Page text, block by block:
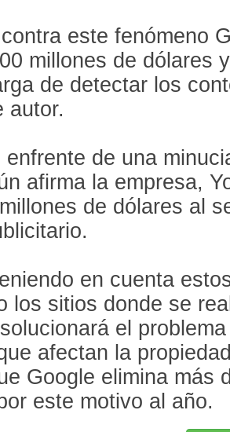
este fenómeno
millones de dólares
de detectar los
autor.
enfrente de una
afirma la empresa,
de dólares al
en cuenta
los sitios donde se
solucionará el
afectan la
Google elimina más
este motivo al año.